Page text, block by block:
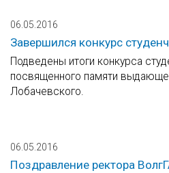
06.05.2016
Завершился конкурс
Подведены итоги конкурса
посвященного памяти
Лобачевского.
06.05.2016
Поздравление ректора